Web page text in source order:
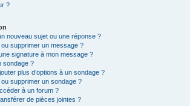
?
nouveau sujet ou une réponse ?
supprimer un message ?
signature à mon message ?
sondage ?
plus d’options à un sondage ?
supprimer un sondage ?
à un forum ?
de pièces jointes ?